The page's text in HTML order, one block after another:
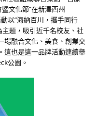
文化節”在新澤西州
以“海納百川，攜手同行
題，吸引近千名校友、社
場融合文化、美食、創業交
這也是這一品牌活動連續舉
公園。